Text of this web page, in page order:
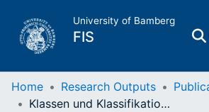
University of Bamberg
FIS
Home
Home Research Outputs
Klassen und Klassifikationen : zur "neuen Unübersichtlichkeit" in der soziologischen Ungleichheitsdiskussion